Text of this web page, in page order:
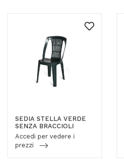
SEDIA STELLA VERDE
SENZA BRACCIOLI
Accedi per vedere i
prezzi